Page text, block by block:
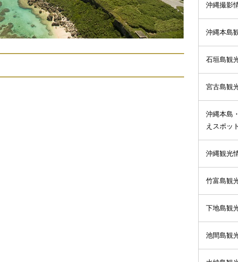
沖縄撮影
沖縄本島
石垣島観
宮古島観
沖縄本島
えスポット
沖縄観光
竹富島観
下地島観
池間島観